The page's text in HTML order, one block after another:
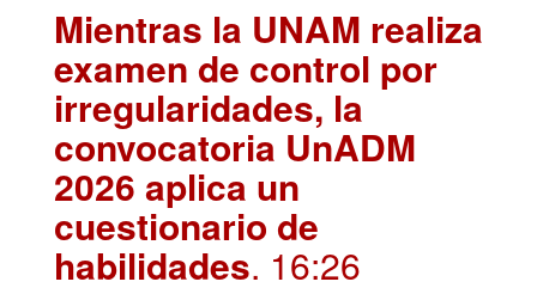
Mientras la UNAM realiza
examen de control por
irregularidades, la
convocatoria UnADM
2026 aplica un
cuestionario de
habilidades. 16:26